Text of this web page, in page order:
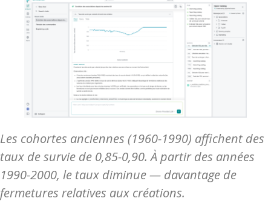
Les cohortes anciennes (1960-1990) affichent des
taux de survie de 0,85-0,90. À partir des années
1990-2000, le taux diminue — davantage de
fermetures relatives aux créations.